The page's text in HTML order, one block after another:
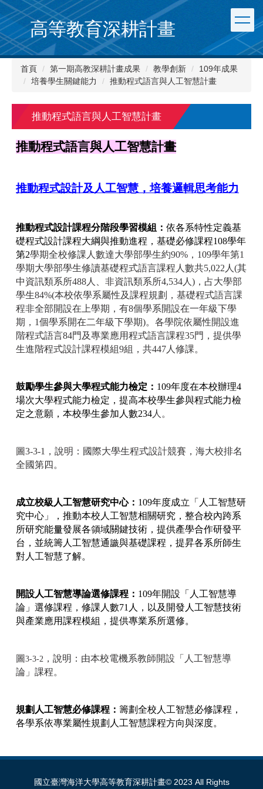
跳
到
主
要
內
高等教育深耕計畫
首頁 第一期高教深耕計畫成果 教學創新
109年成果
培養學生關鍵能力
推動程式語言與人工智慧計畫
推動程式語言與人工智慧計畫
推動程式語言與人工智慧計畫
推動程式設計及人工智慧，培養邏輯思考能力
推動程式設計課程分階段學習模組： 依各系特性定義基
礎程式設計課程大綱與推動進程，基礎必修課程108學年
第2學期全校修課人數達大學部學生約90%，109學年第1
學期大學部學生修讀基礎程式語言課程人數共5,022人(其
中資訊類系所488人、非資訊類系所4,534人)，占大學部
學生84%(本校依學系屬性及課程規劃，基礎程式語言課
程非全部開設在上學期，有8個學系開設在一年級下學
期，1個學系開在二年級下學期)。各學院依屬性開設進
階程式語言84門及專業應用程式語言課程35門，提供學
生進階程式設計課程模組9組，共447人修課。
鼓勵學生參與大學程式能力檢定： 109年度在本校辦理4
場次大學程式能力檢定，提高本校學生參與程式能力檢
定之意願，本校學生參加人數234 人。
圖3-3-1，說明：國際大學生程式設計競賽，海大校排名
全國第四。
成立校級人工智慧研究中心： 109年度成立「人工智慧研
究中心」，推動本校人工智慧相關研究，整合校內跨系
所研究能量發展各領域關鍵技術，提供產學合作研發平
台，並統籌人工智慧通識與基礎課程，提昇各系所師生
對人工智慧了解。
開設人工智慧導論選修課程： 109年開設「人工智慧導
論」選修課程，修課人數71人，以及開發人工智慧技術
與產業應用課程模組，提供專業系所選修。
圖 3-3-2 ，說明：由本校電機系教師開設「人工智慧導
論」課程。
規劃人工智慧必修課程： 籌劃全校人工智慧必修課程，
各學系依專業屬性規劃人工智慧課程方向與深度。
國立臺灣海洋大學高等教育深耕計畫© 2023 All Rights